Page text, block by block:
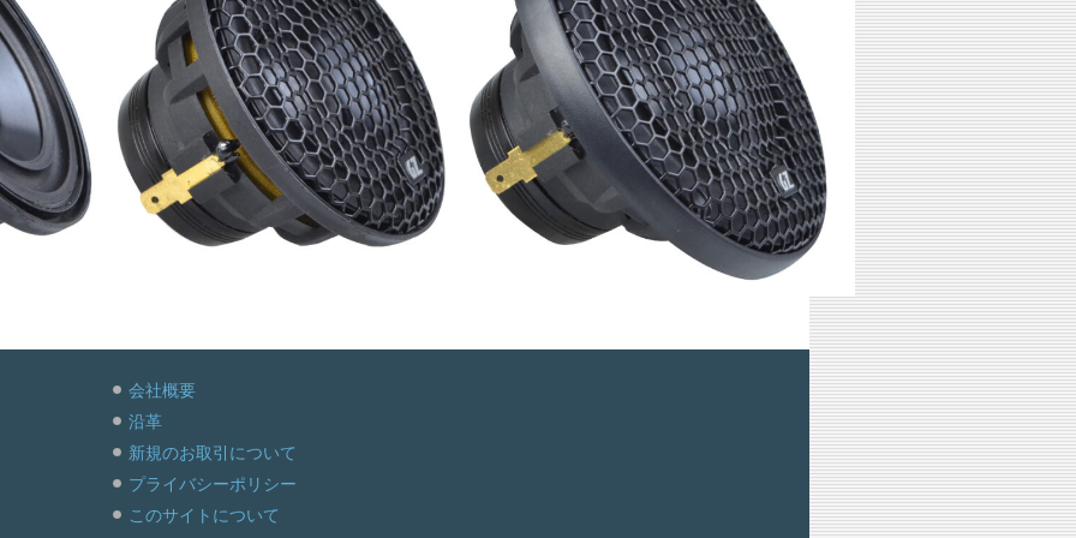
[ブランド&カテゴリー]
会社概要
沿革
新規のお取引について
プライバシーポリシー
このサイトについて